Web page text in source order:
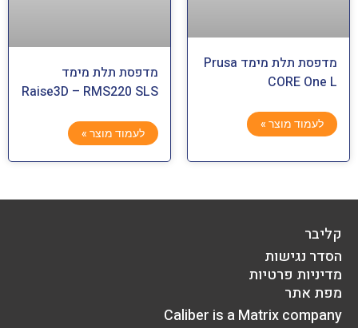
מדפסת תלת מימד Prusa
CORE One L
לעמוד מוצר »
מדפסת תלת מימד
Raise3D – RMS220 SLS
לעמוד מוצר »
קליבר
הסדר נגישות
מדיניות פרטיות
מפת אתר
Caliber is a Matrix company